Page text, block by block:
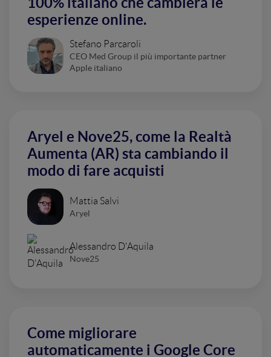
esperienze online.
Stefano Parcaroli
CEO Med Group il più importante partner
Apple italiano
Aryel e Nove25, come la Realtà
Aumenta (AR) sta cambiando il
modo di fare acquisti
Mattia Salvi
Aryel
Alessandro D'Aquila
Nove25
Come migliorare
automaticamente i Google Core